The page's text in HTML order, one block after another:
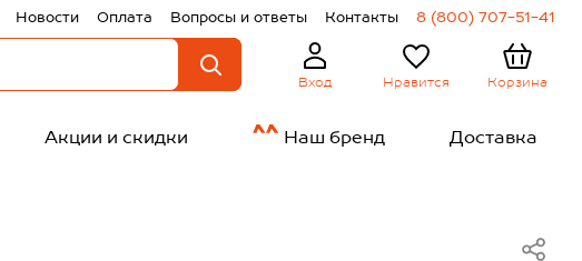
Новости Оплата Вопросы и ответы Контакты 8 (800) 707-51-41
Вход Нравится Корзина
Акции и скидки Наш бренд Доставка